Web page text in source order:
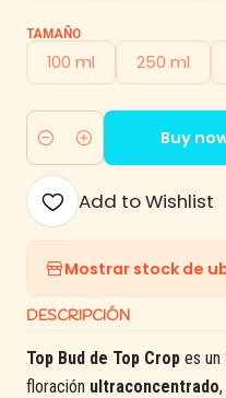
TAMAÑO
100 ml 250 ml
Quantity
Buy
Add to Wishlist
Mostrar stock de
DESCRIPCIÓN
Top Bud de Top Crop es
floración ultraconcentrado